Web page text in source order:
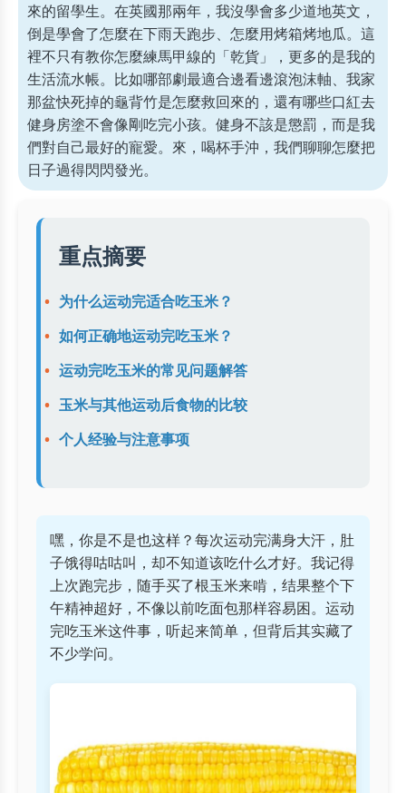
來的留學生。在英國那兩年，我沒學會多少道地英文，
倒是學會了怎麼在下雨天跑步、怎麼用烤箱烤地瓜。這
裡不只有教你怎麼練馬甲線的「乾貨」，更多的是我的
生活流水帳。比如哪部劇最適合邊看邊滾泡沫軸、我家
那盆快死掉的龜背竹是怎麼救回來的，還有哪些口紅去
健身房塗不會像剛吃完小孩。健身不該是懲罰，而是我
們對自己最好的寵愛。來，喝杯手沖，我們聊聊怎麼把
日子過得閃閃發光。
重点摘要
为什么运动完适合吃玉米？
如何正确地运动完吃玉米？
运动完吃玉米的常见问题解答
玉米与其他运动后食物的比较
个人经验与注意事项
嘿，你是不是也这样？每次运动完满身大汗，肚
子饿得咕咕叫，却不知道该吃什么才好。我记得
上次跑完步，随手买了根玉米来啃，结果整个下
午精神超好，不像以前吃面包那样容易困。运动
完吃玉米这件事，听起来简单，但背后其实藏了
不少学问。